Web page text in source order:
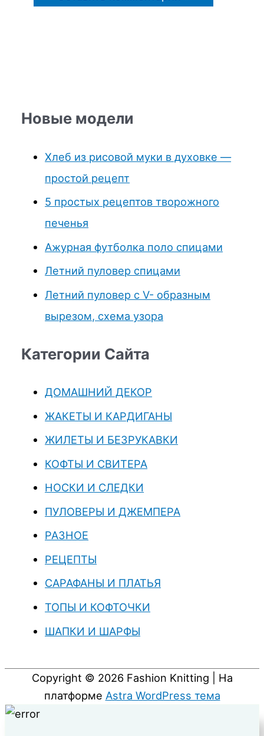
Новые модели
Хлеб из рисовой муки в духовке —
простой рецепт
5 простых рецептов творожного
печенья
Ажурная футболка поло спицами
Летний пуловер спицами
Летний пуловер с V- образным
вырезом, схема узора
Категории Сайта
ДОМАШНИЙ ДЕКОР
ЖАКЕТЫ И КАРДИГАНЫ
ЖИЛЕТЫ И БЕЗРУКАВКИ
КОФТЫ И СВИТЕРА
НОСКИ И СЛЕДКИ
ПУЛОВЕРЫ И ДЖЕМПЕРА
РАЗНОЕ
РЕЦЕПТЫ
САРАФАНЫ И ПЛАТЬЯ
ТОПЫ И КОФТОЧКИ
ШАПКИ И ШАРФЫ
Copyright © 2026 Fashion Knitting | На
платформе Astra WordPress тема